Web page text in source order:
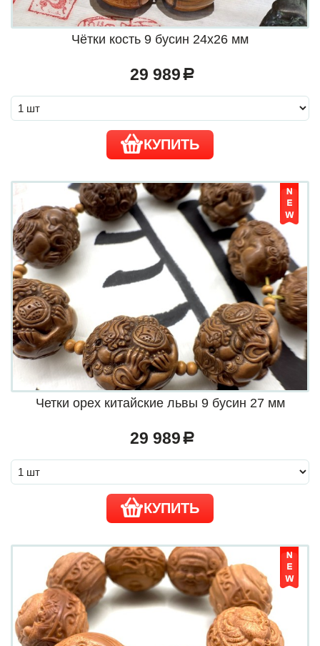
Чётки кость 9 бусин 24х26 мм
29 989 a
КУПИТЬ
Четки орех китайские львы 9 бусин 27 мм
29 989 a
КУПИТЬ